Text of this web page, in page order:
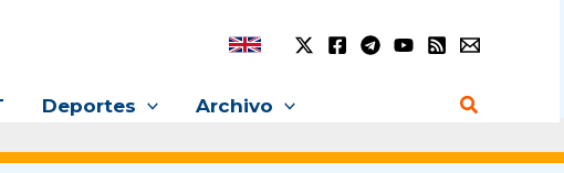
Deportes Archivo Buscar